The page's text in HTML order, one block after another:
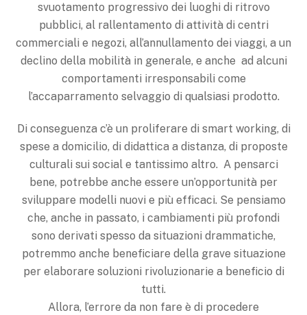
svuotamento progressivo dei luoghi di ritrovo
pubblici, al rallentamento di attività di centri
commerciali e negozi, all’annullamento dei viaggi, a un
declino della mobilità in generale, e anche ad alcuni
comportamenti irresponsabili come
l’accaparramento selvaggio di qualsiasi prodotto.
Di conseguenza c’è un proliferare di smart working, di
spese a domicilio, di didattica a distanza, di proposte
culturali sui social e tantissimo altro. A pensarci
bene, potrebbe anche essere un’opportunità per
sviluppare modelli nuovi e più efficaci. Se pensiamo
che, anche in passato, i cambiamenti più profondi
sono derivati spesso da situazioni drammatiche,
potremmo anche beneficiare della grave situazione
per elaborare soluzioni rivoluzionarie a beneficio di
tutti.
Allora, l’errore da non fare è di procedere